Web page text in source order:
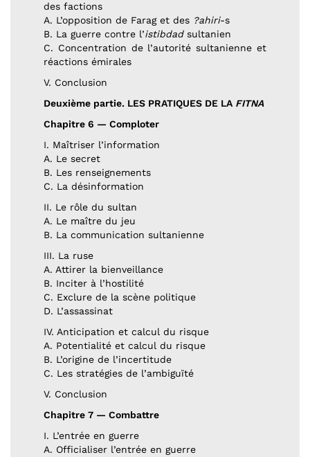
des factions
A. L’opposition de Farag et des ?ahiri-s
B. La guerre contre l’istibdadsultanien
C. Concentration de l’autorité sultanienne et
réactions émirales
V. Conclusion
Deuxième partie. LES PRATIQUES DE LA FITNA
Chapitre 6 — Comploter
I. Maîtriser l’information
A. Le secret
B. Les renseignements
C. La désinformation
II. Le rôle du sultan
A. Le maître du jeu
B. La communication sultanienne
III. La ruse
A. Attirer la bienveillance
B. Inciter à l’hostilité
C. Exclure de la scène politique
D. L’assassinat
IV. Anticipation et calcul du risque
A. Potentialité et calcul du risque
B. L’origine de l’incertitude
C. Les stratégies de l’ambiguïté
V. Conclusion
Chapitre 7 — Combattre
I. L’entrée en guerre
A. Officialiser l’entrée en guerre